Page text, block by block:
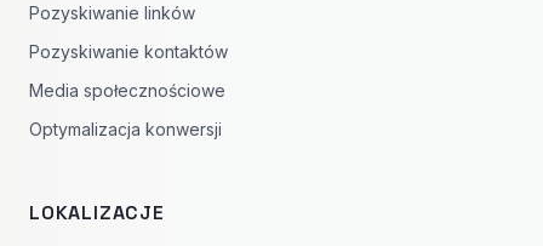
Pozyskiwanie linków
Pozyskiwanie kontaktów
Media społecznościowe
Optymalizacja konwersji
LOKALIZACJE